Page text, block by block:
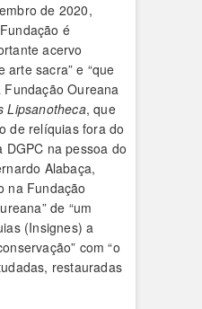
de 2020,
é
acervo
arte sacra” e “que
Oureana
Lipsanotheca, que
de relíquias fora do
DGPC na pessoa do
Alabaça,
na Fundação
de “um
(Insignes) a
com “o
restauradas